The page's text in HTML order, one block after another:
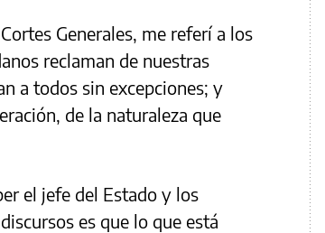
Generales, me referí a los
reclaman de nuestras
a todos sin excepciones; y
de la naturaleza que
el jefe del Estado y los
es que lo que está